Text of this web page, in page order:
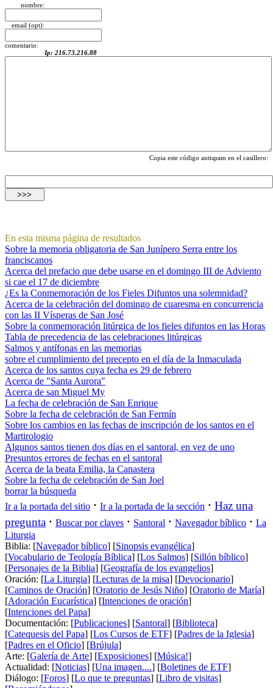
nombre:
email (opt):
comentario:
Ip: 216.73.216.88
Copia este código antispam en el casillero:
En esta misma página de resultados
Sobre la memoria obligatoria de San Junípero Serra entre los
franciscanos
Acerca del prefacio que debe usarse en el domingo III de Adviento
si cae el 17 de diciembre
¿Es la Conmemoración de los Fieles Difuntos una solemnidad?
Acerca de la celebración del domingo de cuaresma en concurrencia
con las II Vísperas de San José
Sobre la conmemoración litúrgica de los fieles difuntos en las Horas
Tabla de precedencia de las celebraciones litúrgicas
Salmos y antífonas en las memorias
sobre el cumplimiento del precepto en el día de la Inmaculada
Acerca de los santos cuya fecha es 29 de febrero
Acerca de "Santa Aurora"
Acerca de san Miguel My
La fecha de celebración de San Enrique
Sobre la fecha de celebración de San Fermín
Sobre los cambios en las fechas de inscripción de los santos en el
Martirologio
Algunos santos tienen dos días en el santoral, en vez de uno
Presuntos errores de fechas en el santoral
Acerca de la beata Emilia, la Canastera
Sobre la fecha de celebración de San Joel
borrar la búsqueda
Ir a la portada del sitio · Ir a la portada de la sección · Haz una
pregunta · Buscar por claves · Santoral · Navegador bíblico · La
Liturgia
Biblia: [Navegador bíblico] [Sinopsis evangélica]
[Vocabulario de Teología Bíblica] [Los Salmos] [Sillón bíblico]
[Personajes de la Biblia] [Geografía de los evangelios]
Oración: [La Liturgia] [Lecturas de la misa] [Devocionario]
[Caminos de Oración] [Oratorio de Jesús Niño] [Oratorio de María]
[Adoración Eucarística] [Intenciones de oración]
[Intenciones del Papa]
Documentación: [Publicaciones] [Santoral] [Biblioteca]
[Catequesis del Papa] [Los Cursos de ETF] [Padres de la Iglesia]
[Padres en el Oficio] [Brújula]
Arte: [Galería de Arte] [Exposiciones] [Música!]
Actualidad: [Noticias] [Una imagen....] [Boletines de ETF]
Diálogo: [Foros] [Lo que te preguntas] [Libro de visitas]